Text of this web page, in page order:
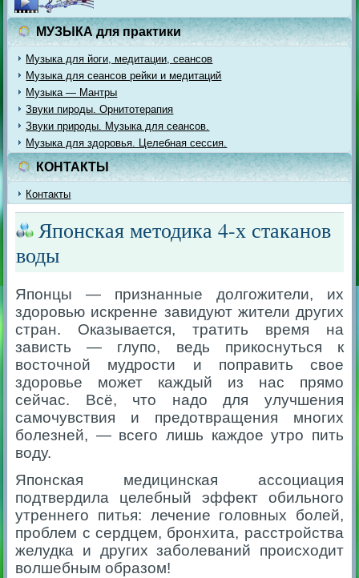
МУЗЫКА для практики
Музыка для йоги, медитации, сеансов
Музыка для сеансов рейки и медитаций
Музыка — Мантры
Звуки пироды. Орнитотерапия
Звуки природы. Музыка для сеансов.
Музыка для здоровья. Целебная сессия.
КОНТАКТЫ
Контакты
Японская методика 4-х стаканов
воды
Японцы — признанные долгожители, их
здоровью искренне завидуют жители других
стран. Оказывается, тратить время на
зависть — глупо, ведь прикоснуться к
восточной мудрости и поправить свое
здоровье может каждый из нас прямо
сейчас. Всё, что надо для улучшения
самочувствия и предотвращения многих
болезней, — всего лишь каждое утро пить
воду.
Японская медицинская ассоциация
подтвердила целебный эффект обильного
утреннего питья: лечение головных болей,
проблем с сердцем, бронхита, расстройства
желудка и других заболеваний происходит
волшебным образом!